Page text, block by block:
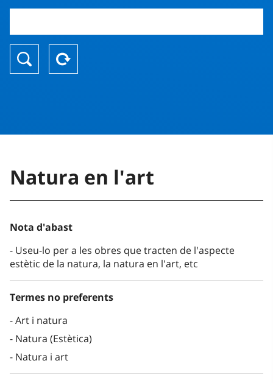
Natura en l'art
Nota d'abast
Useu-lo per a les obres que tracten de l'aspecte
estètic de la natura, la natura en l'art, etc
Termes no preferents
Art i natura
Natura (Estètica)
Natura i art